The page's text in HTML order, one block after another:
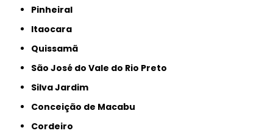
Pinheiral
Itaocara
Quissamã
São José do Vale do Rio Preto
Silva Jardim
Conceição de Macabu
Cordeiro